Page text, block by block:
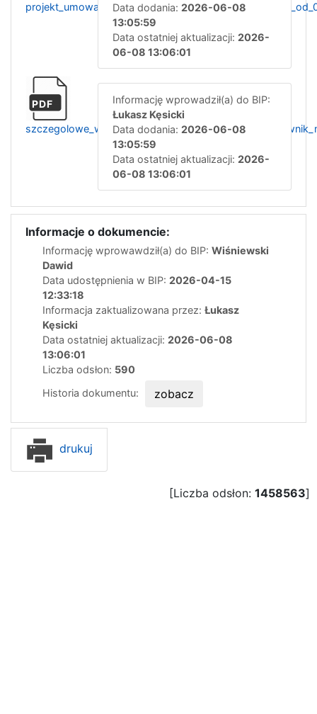
Data dodania: 2026-06-08
13:05:59
Data ostatniej aktualizacji: 2026-
06-08 13:06:01
PDF
Informację wprowadził(a) do BIP:
Łukasz Kęsicki
Data dodania: 2026-06-08
13:05:59
Data ostatniej aktualizacji: 2026-
06-08 13:06:01
Informacje o dokumencie:
Informację wprowawdził(a) do BIP: Wiśniewski
Dawid
Data udostępnienia w BIP: 2026-04-15
12:33:18
Informacja zaktualizowana przez: Łukasz
Kęsicki
Data ostatniej aktualizacji: 2026-06-08
13:06:01
Liczba odsłon: 590
Historia dokumentu:
zobacz
drukuj
[Liczba odsłon: 1458563]